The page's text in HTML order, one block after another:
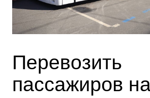
Перевозить
пассажиров